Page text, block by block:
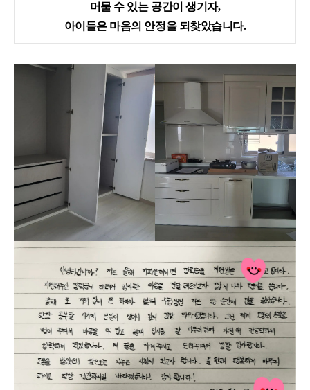
머물 수 있는 공간이 생기자,
아이들은 마음의 안정을 되찾았습니다.